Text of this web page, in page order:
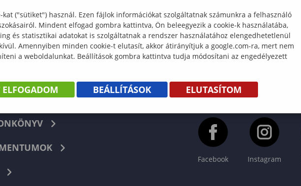
Facebook Instagram
kat ("sütiket") használ. Ezen fájlok információkat szolgáltatnak számunkra a felhasználó
Mindent elfogad gombra kattintva, Ön beleegyezik a cookie-k használatába,
és statisztikai adatokat is szolgáltatnak a rendszer használatához elengedhetetlenül
Amennyiben minden cookie-t elutasít, akkor átirányítjuk a google.com-ra, mert nem
a weboldalunkat. Beállítások gombra kattintva tudja módosítani az engedélyezett
BEÁLLÍTÁSOK ELUTASÍTOM